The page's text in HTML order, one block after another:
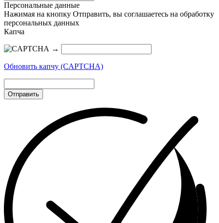
Персональные данные
Нажимая на кнопку Отправить, вы соглашаетесь на обработку
персональных данных
Капча
→
Обновить капчу (CAPTCHA)
Отправить